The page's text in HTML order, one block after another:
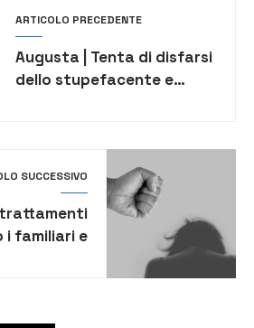
ARTICOLO PRECEDENTE
Augusta | Tenta di disfarsi
dello stupefacente e
SUCCESSIVO
i familiari e